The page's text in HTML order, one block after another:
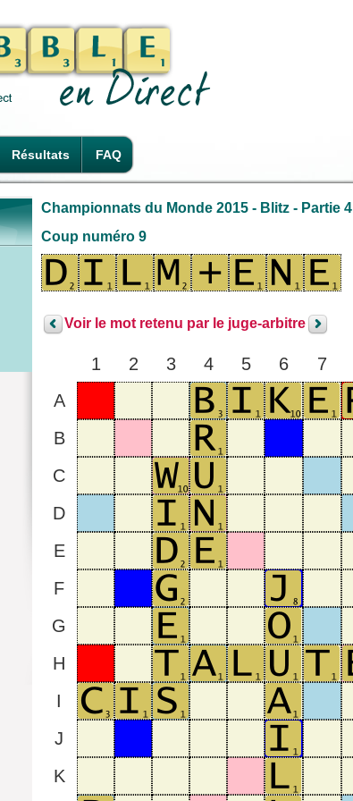
Résultats FAQ
Championnats du Monde 2015 - Blitz - Partie 4
Coup numéro 9
Voir le mot retenu par le juge-arbitre
1 2 3 4 5 6 7
A
B
C
D
E
F
G
H
I
J
K